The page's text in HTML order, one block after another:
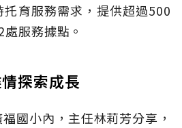
育服務需求，提供超過500
服務據點。
探索成長
國小內，主任林莉芳分享，